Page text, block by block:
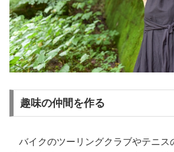
趣味の仲間を作る
バイクのツーリングクラブやテニス